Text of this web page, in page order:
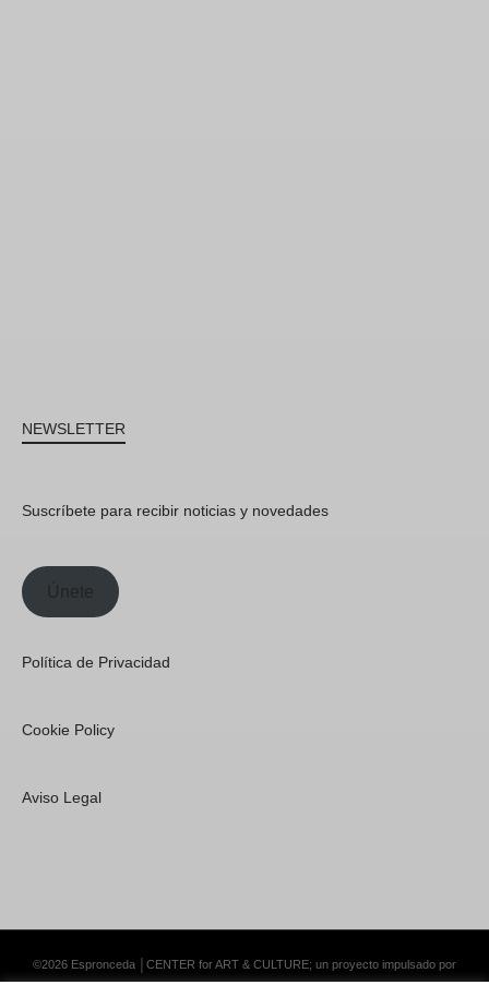
NEWSLETTER
Suscríbete para recibir noticias y novedades
Únete
Política de Privacidad
Cookie Policy
Aviso Legal
©2026 Espronceda │CENTER for ART & CULTURE; un proyecto impulsado por